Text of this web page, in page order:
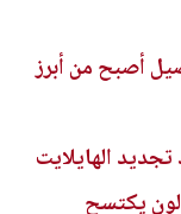
أصبح من أبرز
الهايلايت
لون يكتسح